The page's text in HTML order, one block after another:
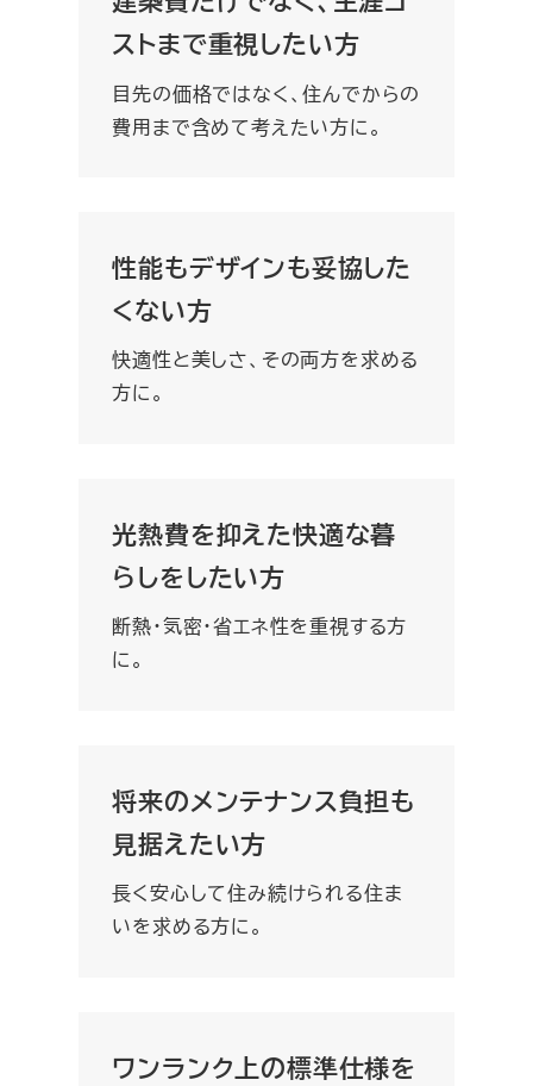
ストまで重視したい方
目先の価格ではなく、住んでからの
費用まで含めて考えたい方に。
性能もデザインも妥協した
くない方
快適性と美しさ、その両方を求める
方に。
光熱費を抑えた快適な暮
らしをしたい方
断熱・気密・省エネ性を重視する方
に。
将来のメンテナンス負担も
見据えたい方
長く安心して住み続けられる住ま
いを求める方に。
ワンランク上の標準仕様を